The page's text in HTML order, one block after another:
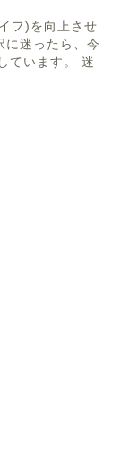
フ)を向上させ
に迷ったら、今
ています。 迷